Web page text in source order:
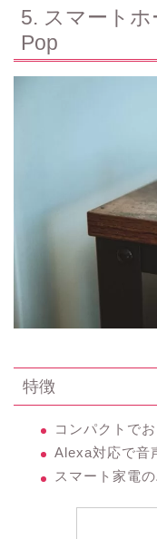
5. スマート
Pop
特徴
コンパクトで
Alexa対応で音
スマート家電